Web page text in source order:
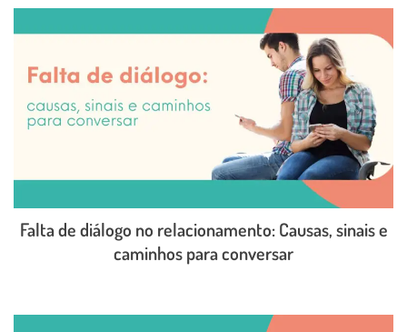
Falta de diálogo no relacionamento: Causas, sinais e
caminhos para conversar